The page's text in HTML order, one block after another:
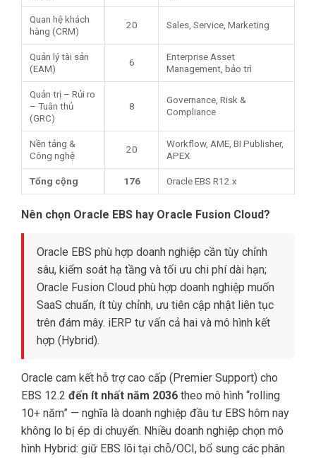
Quan hệ khách
hàng (CRM)
20 Sales, Service, Marketing
Quản lý tài sản
(EAM)
6
Enterprise Asset
Management, bảo trì
Quản trị – Rủi ro
– Tuân thủ
(GRC)
8
Governance, Risk &
Compliance
Nền tảng &
Công nghệ
20
Workflow, AME, BI Publisher,
APEX
Tổng cộng 176 Oracle EBS R12.x
Nên chọn Oracle EBS hay Oracle Fusion Cloud?
Oracle EBS phù hợp doanh nghiệp cần tùy chỉnh
sâu, kiểm soát hạ tầng và tối ưu chi phí dài hạn;
Oracle Fusion Cloud phù hợp doanh nghiệp muốn
SaaS chuẩn, ít tùy chỉnh, ưu tiên cập nhật liên tục
trên đám mây. iERP tư vấn cả hai và mô hình kết
hợp (Hybrid).
Oracle cam kết hỗ trợ cao cấp (Premier Support) cho
EBS 12.2 đến ít nhất năm 2036 theo mô hình “rolling
10+ năm” — nghĩa là doanh nghiệp đầu tư EBS hôm nay
không lo bị ép di chuyển. Nhiều doanh nghiệp chọn mô
hình Hybrid: giữ EBS lõi tại chỗ/OCI, bổ sung các phân